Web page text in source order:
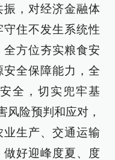
，对经济金融体
住不发生系统性
方位夯实粮食安
全保障能力，全
全，切实兜牢基
风险预判和应对，
生产、交通运输
好迎峰度夏、度